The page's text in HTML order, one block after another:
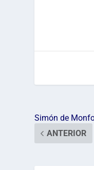
Simón de
ANTERIOR